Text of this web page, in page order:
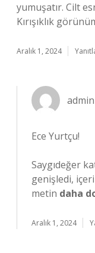
yumuşatır. Cilt
Kırışıklık
Aralık 1, 2024
admin
Ece Yurtçu!
Saygıdeğer
genişledi,
metin daha
Aralık 1, 2024